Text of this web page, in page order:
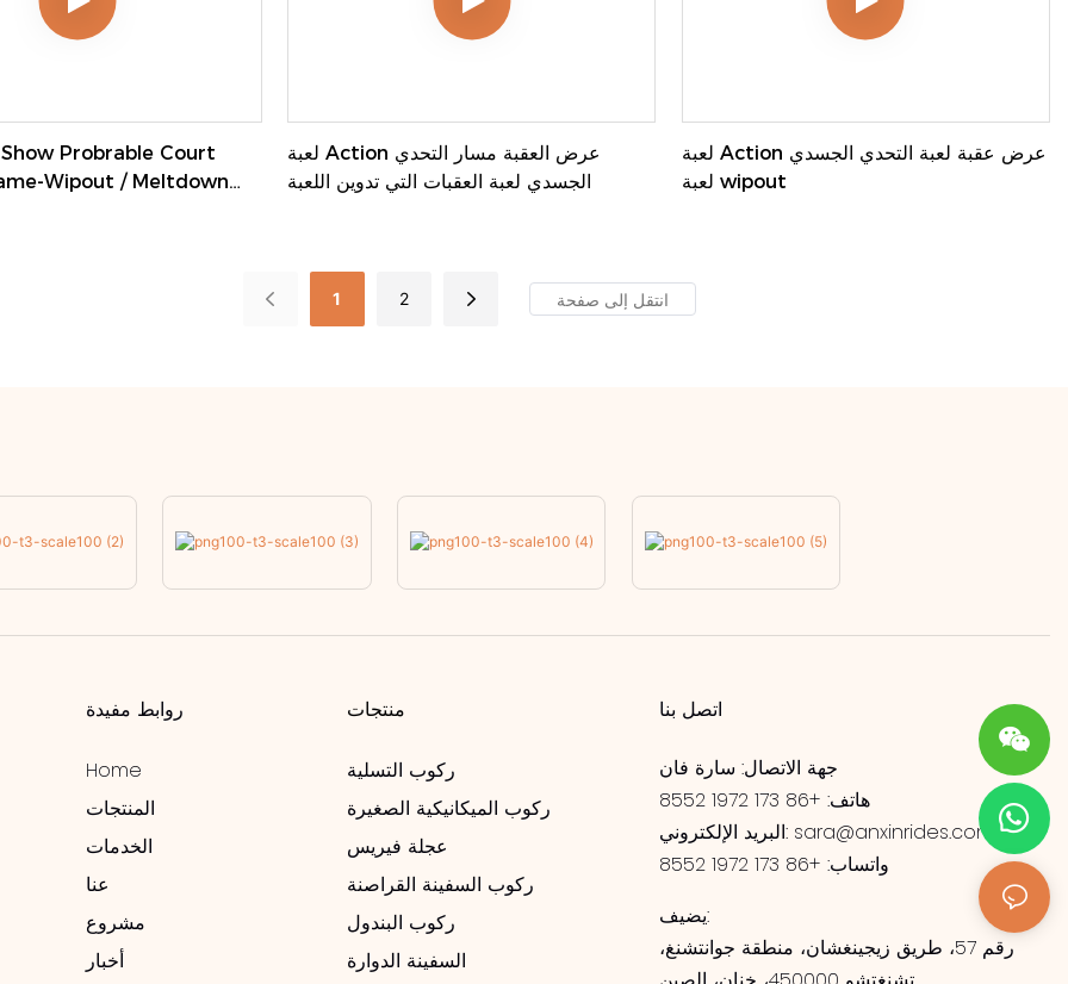
Wipout / Meltdown
لعبة Action عرض العقبة مسار التحدي
الجسدي لعبة العقبات التي تدوين اللعبة
لعبة Action عرض عقبة لعبة التحدي الجسدي
لعبة wipout
1 2
روابط مفيدة
Home
المنتجات
الخدمات
عنا
مشروع
أخبار
منتجات
ركوب التسلية
ركوب الميكانيكية الصغيرة
عجلة فيريس
ركوب السفينة القراصنة
ركوب البندول
السفينة الدوارة
اتصل بنا
جهة الاتصال: سارة فان
هاتف: +86 173 1972 8552
البريد الإلكتروني: sara@anxinrides.com
واتساب: +86 173 1972 8552
يضيف:
رقم 57، طريق زيجينغشان، منطقة جوانتشنغ،